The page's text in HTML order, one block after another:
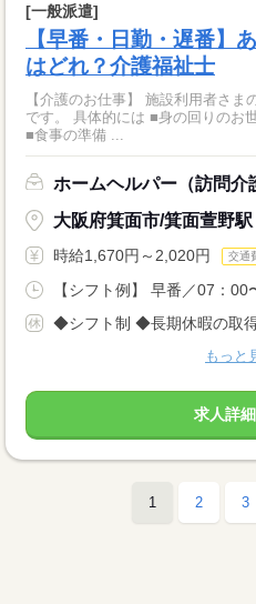
[一般派遣]
【早番・日勤・遅番】
はどれ？介護福祉士
【介護のお仕事】 施設利用者さ
です。 具体的には ■身の回りのお世話 ■レクリエーションの見守り
■食事の準備 ...
ホームヘルパー（訪問介
大阪府箕面市/箕面萱野駅
時給1,670円～2,020円 交通
【シフト例】 早番／07：
◆シフト制 ◆長期休暇の取
もっと
求人詳
1 2 3